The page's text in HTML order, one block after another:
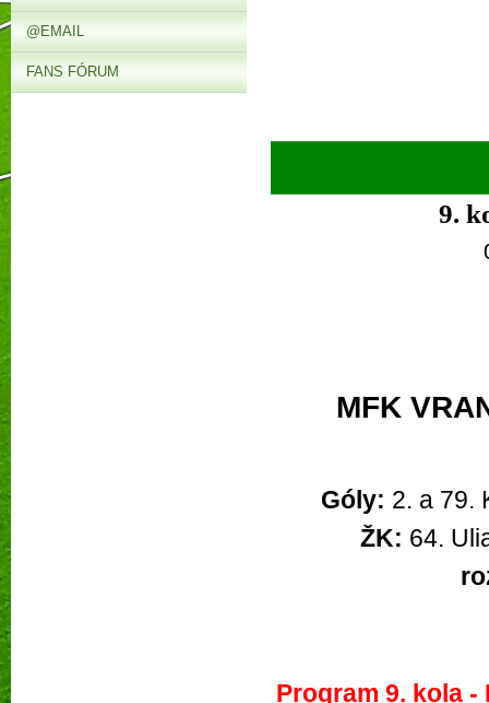
9.
MFK
Góly: 2. a 79.
ŽK:
Program 9. kola -
@EMAIL
FANS FÓRUM